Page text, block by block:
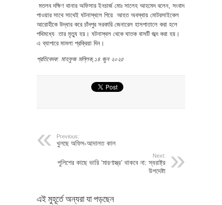
মতলব দক্ষিণ থানার অফিসার ইনচার্জ মোঃ সালেহ আহমেদ বলেন, সংবাদ
পাওয়ার সাথে সাথেই ঘটনাস্থলে গিয়ে আহত অবস্থায় মোটরসাইকেল
আরোহীকে উদ্ধার করে চাঁদপুর সরকারি জেনারেল হাসপাতালে করা হলে
পথিমধ্যে তার মৃত্যু হয়। ঘটনাস্থল থেকে ঘাতক বাসটি জব্দ করা হয়।
এ ব্যাপারে মামলা প্রক্রিয়া দিন।
প্রতিবেদক: মাহফুজ মল্লিক,১৪ জুন ২০২৫
Previous:
খুলছে অফিস-আদালত কাল
Next:
পুলিশের কাছে ভারি ‘মারণাস্ত্র’ থাকবে না: স্বরাষ্ট্র
উপদেষ্টা
এই মুহূর্তে অন্যরা যা পড়ছেন